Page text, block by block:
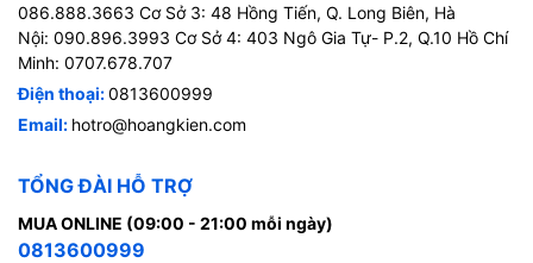
086.888.3663 Cơ Sở 3: 48 Hồng Tiến, Q. Long Biên, Hà
Nội: 090.896.3993 Cơ Sở 4: 403 Ngô Gia Tự- P.2, Q.10 Hồ Chí
Minh: 0707.678.707
Điện thoại:0813600999
Email: hotro@hoangkien.com
TỔNG ĐÀI HỖ TRỢ
MUA ONLINE (09:00 - 21:00 mỗi ngày)
0813600999